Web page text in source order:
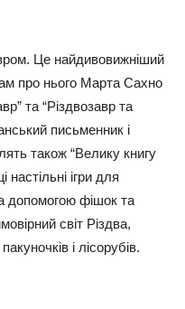
Це найдивовижніший
про нього Марта Сахно
та “Різдвозавр та
письменник і
також “Велику книгу
настільні ігри для
допомогою фішок та
світ Різдва,
і лісорубів.